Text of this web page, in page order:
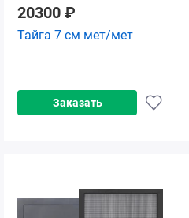
20300 ₽
Тайга 7 см мет/мет
Заказать